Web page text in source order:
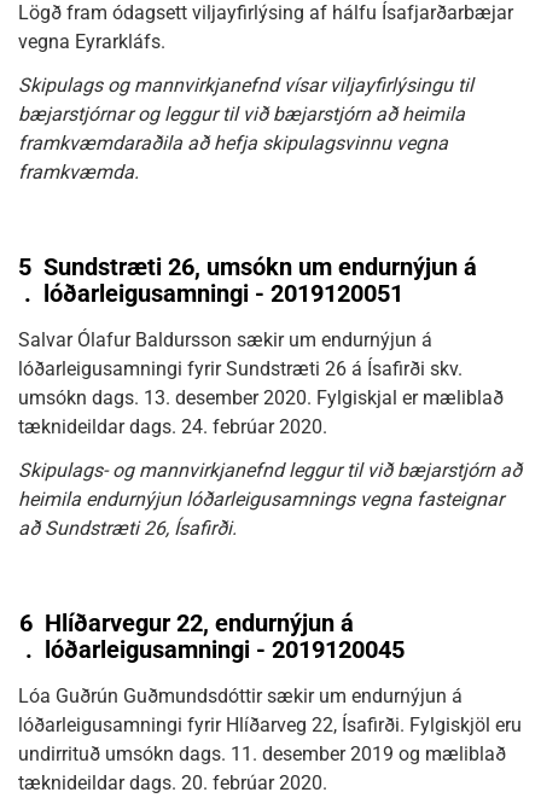
Lögð fram ódagsett viljayfirlýsing af hálfu Ísafjarðarbæjar
vegna Eyrarkláfs.
Skipulags og mannvirkjanefnd vísar viljayfirlýsingu til
bæjarstjórnar og leggur til við bæjarstjórn að heimila
framkvæmdaraðila að hefja skipulagsvinnu vegna
framkvæmda.
5
.
Sundstræti 26, umsókn um endurnýjun á
lóðarleigusamningi - 2019120051
Salvar Ólafur Baldursson sækir um endurnýjun á
lóðarleigusamningi fyrir Sundstræti 26 á Ísafirði skv.
umsókn dags. 13. desember 2020. Fylgiskjal er mæliblað
tæknideildar dags. 24. febrúar 2020.
Skipulags- og mannvirkjanefnd leggur til við bæjarstjórn að
heimila endurnýjun lóðarleigusamnings vegna fasteignar
að Sundstræti 26, Ísafirði.
6
.
Hlíðarvegur 22, endurnýjun á
lóðarleigusamningi - 2019120045
Lóa Guðrún Guðmundsdóttir sækir um endurnýjun á
lóðarleigusamningi fyrir Hlíðarveg 22, Ísafirði. Fylgiskjöl eru
undirrituð umsókn dags. 11. desember 2019 og mæliblað
tæknideildar dags. 20. febrúar 2020.